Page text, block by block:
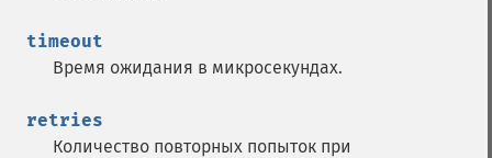
timeout
Время ожидания в микросекундах.
retries
Количество повторных попыток при